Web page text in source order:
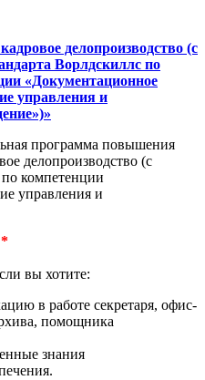
делопроизводство (с
Ворлдскиллс по
«Документационное
управления и
программа повышения
делопроизводство (с
компетенции
управления и
вы хотите:
в работе секретаря, офис-
помощника
знания